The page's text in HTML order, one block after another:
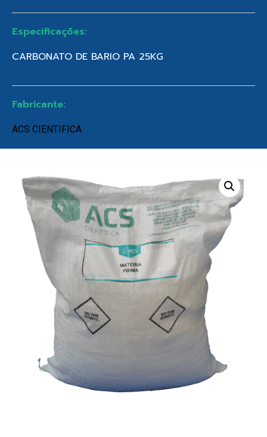
Especificações:
CARBONATO DE BARIO PA 25KG
Fabricante:
ACS CIENTIFICA